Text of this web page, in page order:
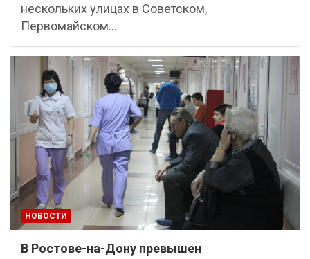
нескольких улицах в Советском,
Первомайском…
НОВОСТИ
В Ростове-на-Дону превышен